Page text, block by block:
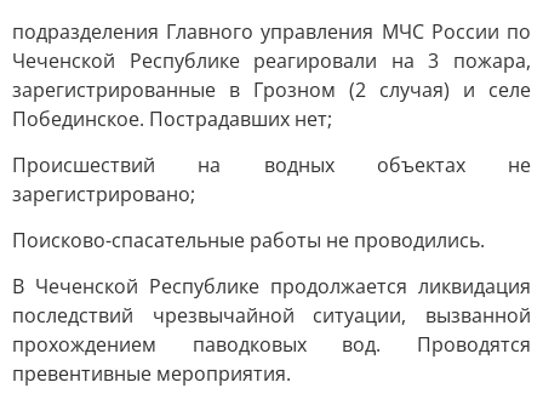
подразделения Главного управления МЧС России по
Чеченской Республике реагировали на 3 пожара,
зарегистрированные в Грозном (2 случая) и селе
Побединское. Пострадавших нет;
Происшествий на водных объектах не
зарегистрировано;
Поисково-спасательные работы не проводились.
В Чеченской Республике продолжается ликвидация
последствий чрезвычайной ситуации, вызванной
прохождением паводковых вод. Проводятся
превентивные мероприятия.